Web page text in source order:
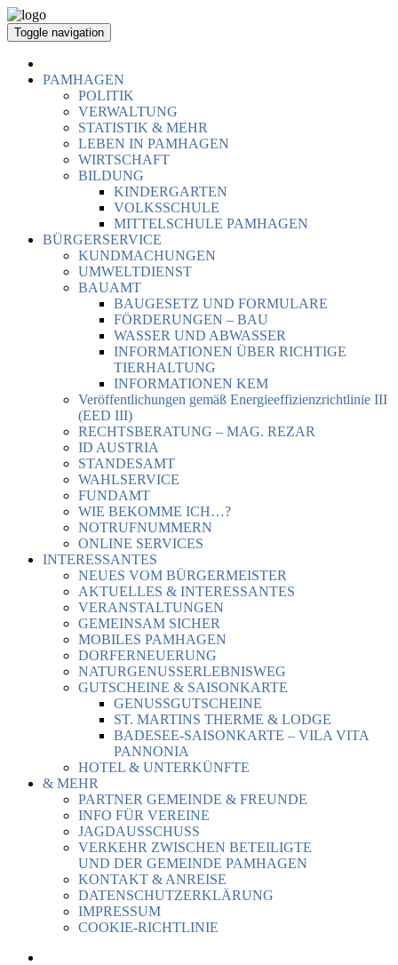
Toggle navigation
PAMHAGEN
POLITIK
VERWALTUNG
STATISTIK & MEHR
LEBEN IN PAMHAGEN
WIRTSCHAFT
BILDUNG
KINDERGARTEN
VOLKSSCHULE
MITTELSCHULE PAMHAGEN
BÜRGERSERVICE
KUNDMACHUNGEN
UMWELTDIENST
BAUAMT
BAUGESETZ UND FORMULARE
FÖRDERUNGEN – BAU
WASSER UND ABWASSER
INFORMATIONEN ÜBER RICHTIGE
TIERHALTUNG
INFORMATIONEN KEM
Veröffentlichungen gemäß Energieeffizienzrichtlinie III
(EED III)
RECHTSBERATUNG – MAG. REZAR
ID AUSTRIA
STANDESAMT
WAHLSERVICE
FUNDAMT
WIE BEKOMME ICH…?
NOTRUFNUMMERN
ONLINE SERVICES
INTERESSANTES
NEUES VOM BÜRGERMEISTER
AKTUELLES & INTERESSANTES
VERANSTALTUNGEN
GEMEINSAM SICHER
MOBILES PAMHAGEN
DORFERNEUERUNG
NATURGENUSSERLEBNISWEG
GUTSCHEINE & SAISONKARTE
GENUSSGUTSCHEINE
ST. MARTINS THERME & LODGE
BADESEE-SAISONKARTE – VILA VITA
PANNONIA
HOTEL & UNTERKÜNFTE
& MEHR
PARTNER GEMEINDE & FREUNDE
INFO FÜR VEREINE
JAGDAUSSCHUSS
VERKEHR ZWISCHEN BETEILIGTE
UND DER GEMEINDE PAMHAGEN
KONTAKT & ANREISE
DATENSCHUTZERKLÄRUNG
IMPRESSUM
COOKIE-RICHTLINIE